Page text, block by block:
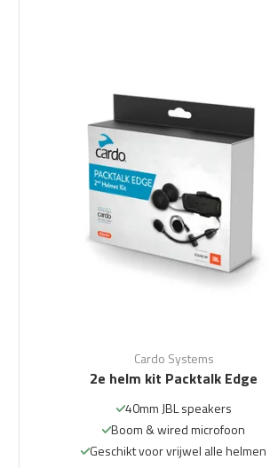
Cardo Systems
2e helm kit Packtalk Edge
40mm JBL speakers
Boom & wired microfoon
Geschikt voor vrijwel alle helmen